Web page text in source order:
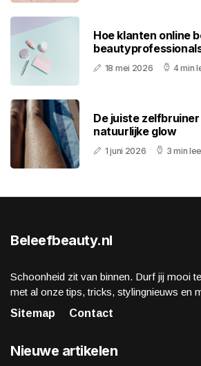
Hoe klanten online
18 mei 2026 4 min
De juiste
natuurlijke glow
1 juni 2026 3 min
Beleefbeauty.nl
Schoonheid zit van binnen. Durf jij mooi
met al onze tips, tricks, stylingnieuws en
Sitemap
Contact
Nieuwe artikelen